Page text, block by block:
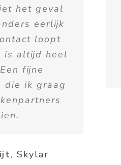
het geval
eerlijk
loopt
is altijd heel
fijne
die ik graag
,Skylar